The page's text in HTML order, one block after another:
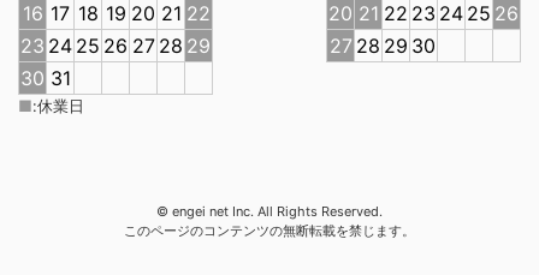
16 17 18 19 20 21 22
23 24 25 26 27 28 29
30 31
20 21 22 23 24 25 26
27 28 29 30
■:休業日
© engei net Inc. All Rights Reserved.
このページのコンテンツの無断転載を禁じます。